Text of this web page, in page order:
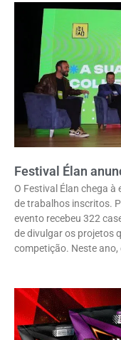
Festival Élan
O Festival Élan chega
de trabalhos inscritos.
evento recebeu 322
de divulgar os projetos
competição. Neste